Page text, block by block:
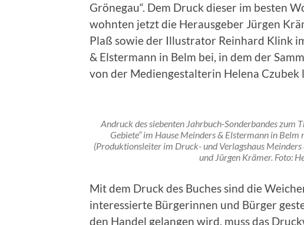
Grönegau“. Dem Druck dieser im besten
wohnten jetzt die Herausgeber Jürgen
Plaß sowie der Illustrator Reinhard Klink
& Elstermann in Belm bei, in dem der
von der Mediengestalterin Helena
Andruck des siebenten Jahrbuch-Sonderbandes zum
Gebiete“ im Hause Meinders & Elstermann in
(Produktionsleiter im Druck- und Verlagshaus
und Jürgen Krämer. Foto:
Mit dem Druck des Buches sind die
interessierte Bürgerinnen und Bürger
den Handel gelangen wird, muss das